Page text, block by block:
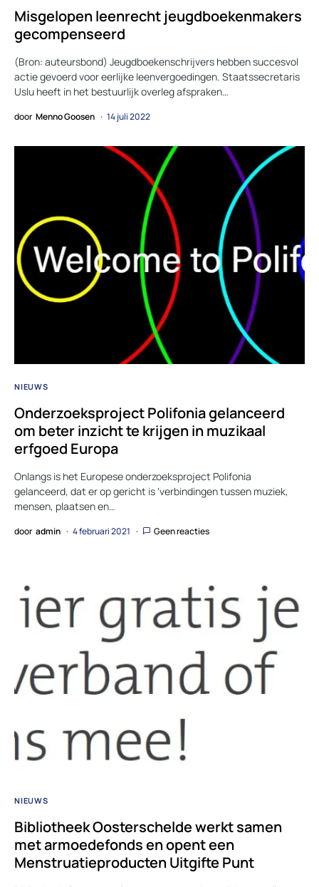
Misgelopen leenrecht jeugdboekenmakers
gecompenseerd
(Bron: auteursbond) Jeugdboekenschrijvers hebben succesvol
actie gevoerd voor eerlijke leenvergoedingen. Staatssecretaris
Uslu heeft in het bestuurlijk overleg afspraken…
door Menno Goosen 14 juli 2022
NIEUWS
Onderzoeksproject Polifonia gelanceerd
om beter inzicht te krijgen in muzikaal
erfgoed Europa
Onlangs is het Europese onderzoeksproject Polifonia
gelanceerd, dat er op gericht is ‘verbindingen tussen muziek,
mensen, plaatsen en…
door admin 4 februari 2021 Geen reacties
NIEUWS
Bibliotheek Oosterschelde werkt samen
met armoedefonds en opent een
Menstruatieproducten Uitgifte Punt